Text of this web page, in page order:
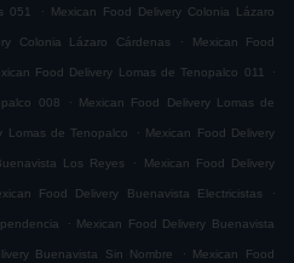
051 . Mexican Food Delivery Colonia Lázaro
Colonia Lázaro Cárdenas . Mexican Food
Food Delivery Lomas de Tenopalco 011 .
008 . Mexican Food Delivery Lomas de
Lomas de Tenopalco . Mexican Food Delivery
Los Reyes . Mexican Food Delivery
Food Delivery Buenavista Electricistas .
. Mexican Food Delivery Buenavista
Buenavista Sin Nombre . Mexican Food